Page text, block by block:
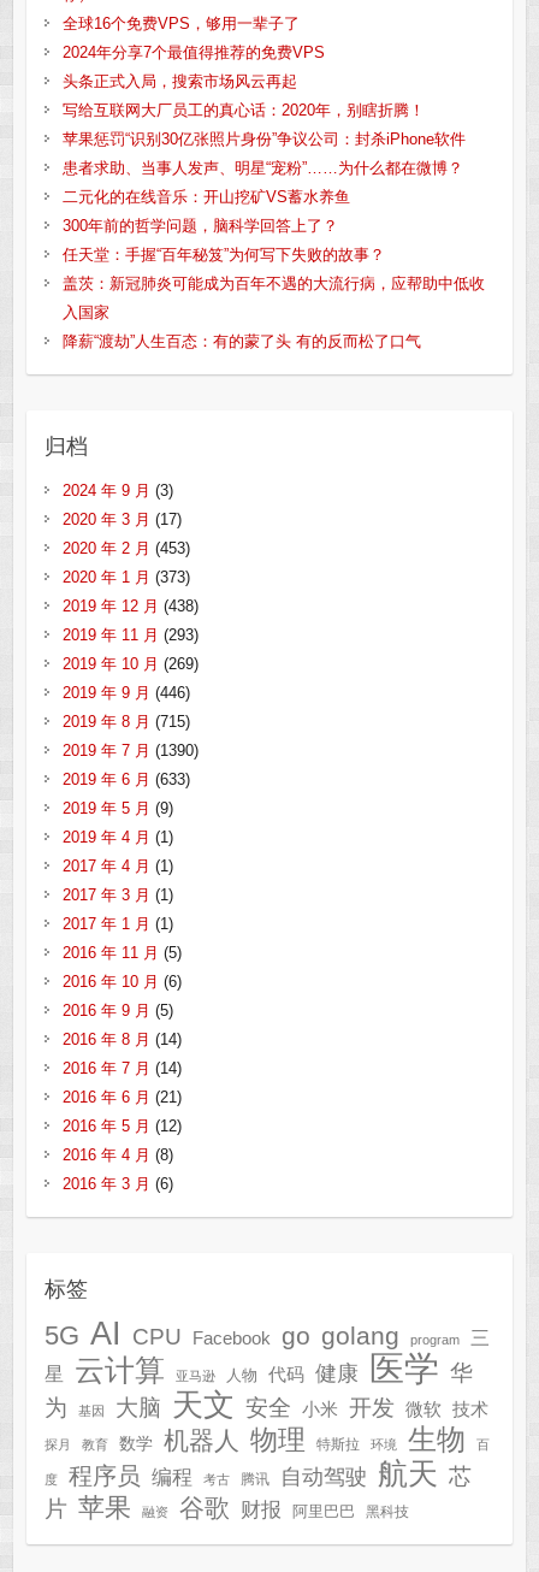
全球16个免费VPS，够用一辈子了
2024年分享7个最值得推荐的免费VPS
头条正式入局，搜索市场风云再起
写给互联网大厂员工的真心话：2020年，别瞎折腾！
苹果惩罚“识别30亿张照片身份”争议公司：封杀iPhone软件
患者求助、当事人发声、明星“宠粉”……为什么都在微博？
二元化的在线音乐：开山挖矿VS蓄水养鱼
300年前的哲学问题，脑科学回答上了？
任天堂：手握“百年秘笈”为何写下失败的故事？
盖茨：新冠肺炎可能成为百年不遇的大流行病，应帮助中低收
入国家
降薪“渡劫”人生百态：有的蒙了头 有的反而松了口气
归档
2024 年 9 月 (3)
2020 年 3 月 (17)
2020 年 2 月 (453)
2020 年 1 月 (373)
2019 年 12 月 (438)
2019 年 11 月 (293)
2019 年 10 月 (269)
2019 年 9 月 (446)
2019 年 8 月 (715)
2019 年 7 月 (1390)
2019 年 6 月 (633)
2019 年 5 月 (9)
2019 年 4 月 (1)
2017 年 4 月 (1)
2017 年 3 月 (1)
2017 年 1 月 (1)
2016 年 11 月 (5)
2016 年 10 月 (6)
2016 年 9 月 (5)
2016 年 8 月 (14)
2016 年 7 月 (14)
2016 年 6 月 (21)
2016 年 5 月 (12)
2016 年 4 月 (8)
2016 年 3 月 (6)
标签
5G AI CPU Facebook go golang program
三
星
云计算 亚马逊 人物 代码 健康 医学 华
为
基因 大脑 天文 安全 小米 开发 微软 技术
探月 教育 数学 机器人 物理 特斯拉 环境 生物 百
度 程序员 编程 考古 腾讯 自动驾驶 航天 芯
片 苹果 融资 谷歌 财报 阿里巴巴 黑科技